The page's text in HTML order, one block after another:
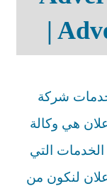
|
خدمات شركة
هي وكالة
نقدم كافة الخدمات التي
لنكون من